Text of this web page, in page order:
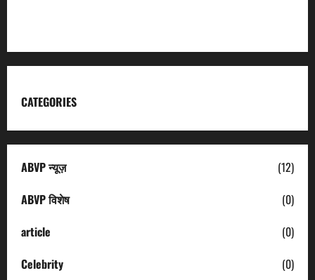
CATEGORIES
ABVP न्यूज़
(12)
ABVP विशेष
(0)
article
(0)
Celebrity
(0)